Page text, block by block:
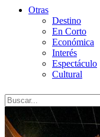
Otras
Destino
En Corto
Económica
Interés
Espectáculo
Cultural